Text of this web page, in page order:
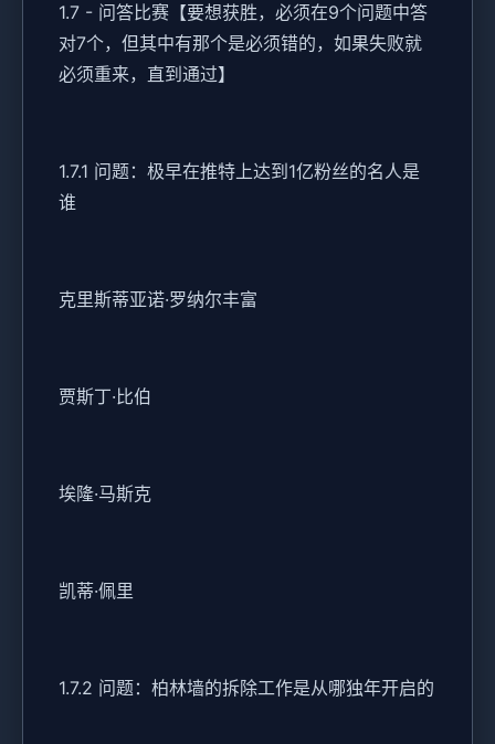
1.7 - 问答比赛【要想获胜，必须在9个问题中答
对7个，但其中有那个是必须错的，如果失败就
必须重来，直到通过】
1.7.1 问题：极早在推特上达到1亿粉丝的名人是
谁
克里斯蒂亚诺·罗纳尔丰富
贾斯丁·比伯
埃隆·马斯克
凯蒂·佩里
1.7.2 问题：柏林墙的拆除工作是从哪独年开启的